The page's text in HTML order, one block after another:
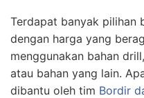
Terdapat banyak pilihan
dengan harga yang
menggunakan bahan
atau bahan yang lain.
dibantu oleh tim Bordir